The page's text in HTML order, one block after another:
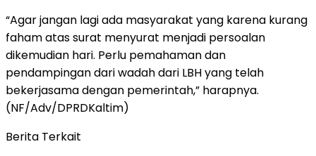
“Agar jangan lagi ada masyarakat yang karena kurang
faham atas surat menyurat menjadi persoalan
dikemudian hari. Perlu pemahaman dan
pendampingan dari wadah dari LBH yang telah
bekerjasama dengan pemerintah,” harapnya.
(NF/Adv/DPRDKaltim)
Berita Terkait